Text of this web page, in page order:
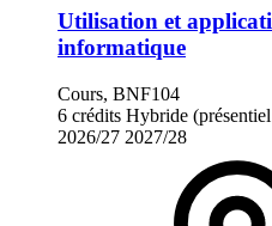
Utilisation et
informatique
Cours, BNF104
6 crédits Hybride
2026/27 2027/28